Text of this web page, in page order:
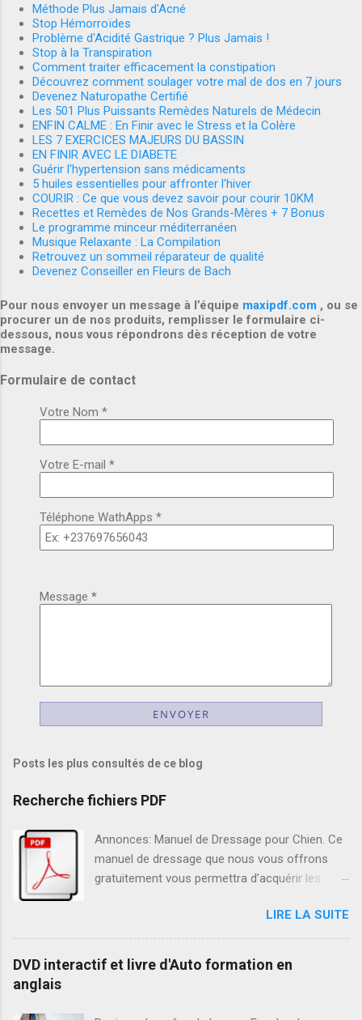
Méthode Plus Jamais d'Acné
Stop Hémorroïdes
Problème d'Acidité Gastrique ? Plus Jamais !
Stop à la Transpiration
Comment traiter efficacement la constipation
Découvrez comment soulager votre mal de dos en 7 jours
Devenez Naturopathe Certifié
Les 501 Plus Puissants Remèdes Naturels de Médecin
ENFIN CALME : En Finir avec le Stress et la Colère
LES 7 EXERCICES MAJEURS DU BASSIN
EN FINIR AVEC LE DIABETE
Guérir l'hypertension sans médicaments
5 huiles essentielles pour affronter l'hiver
COURIR : Ce que vous devez savoir pour courir 10KM
Recettes et Remèdes de Nos Grands-Mères + 7 Bonus
Le programme minceur méditerranéen
Musique Relaxante : La Compilation
Retrouvez un sommeil réparateur de qualité
Devenez Conseiller en Fleurs de Bach
Pour nous envoyer un message à l’équipe maxipdf.com , ou se
procurer un de nos produits, remplisser le formulaire ci-
dessous, nous vous répondrons dès réception de votre
message.
Formulaire de contact
Votre Nom *
Votre E-mail *
Téléphone WathApps *
Message *
Posts les plus consultés de ce blog
Recherche fichiers PDF
Annonces: Manuel de Dressage pour Chien. Ce
manuel de dressage que nous vous offrons
gratuitement vous permettra d’acquérir les
efficacement votre chien. Ensuite, vous pourrez
amener votre chien à obéir aux ordres de bases
tel que L’ordre « Assis », L’ordre « Au pied »,
LIRE LA SUITE
DVD interactif et livre d'Auto formation en
anglais